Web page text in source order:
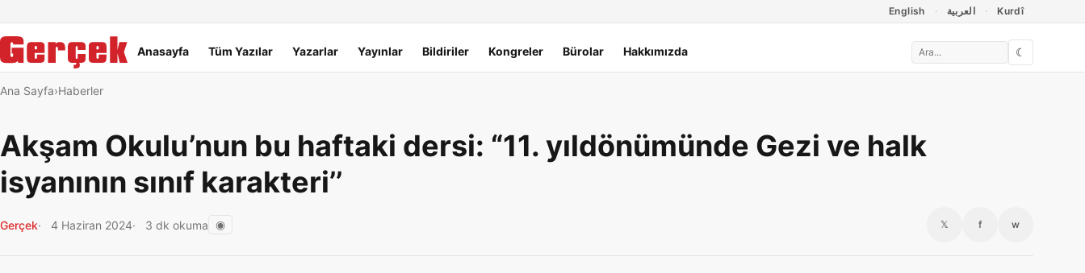
English العربية Kurdî
Ana menü
Anasayfa Tüm Yazılar Yazarlar Yayınlar Bildiriler Kongreler Bürolar Hakkımızda ☾
Ana Sayfa Haberler
Akşam Okulu’nun bu haftaki dersi: “11. yıldönümünde Gezi ve halk
isyanının sınıf karakteri’’
Gerçek 4 Haziran 2024 3 dk okuma ◉ 𝕏 f w